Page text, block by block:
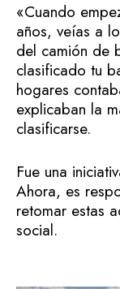
«Cuando
años, veías a
del camión de
clasificado tu
hogares
explicaban la
clasificarse.
Fue una
Ahora, es
retomar estas
social.